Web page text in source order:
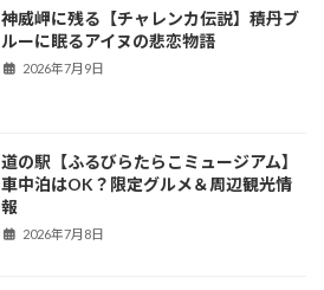
神威岬に残る【チャレンカ伝説】積丹ブ
ルーに眠るアイヌの悲恋物語
2026年7月9日
道の駅【ふるびらたらこミュージアム】
車中泊はOK？限定グルメ＆周辺観光情
報
2026年7月8日